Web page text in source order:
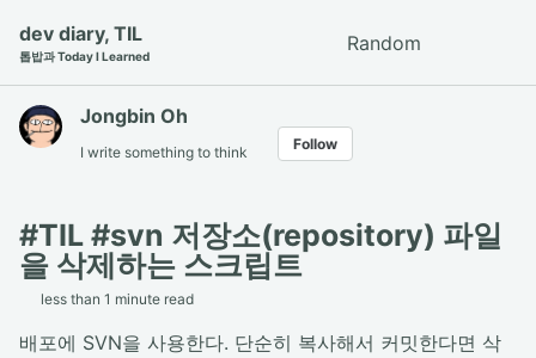
navigation
dev diary, TIL
톱밥과 Today I Learned
Random
Jongbin Oh
I write something to think Follow
#TIL #svn 저장소(repository) 파일
을 삭제하는 스크립트
less than 1 minute read
배포에 SVN을 사용한다. 단순히 복사해서 커밋한다면 삭